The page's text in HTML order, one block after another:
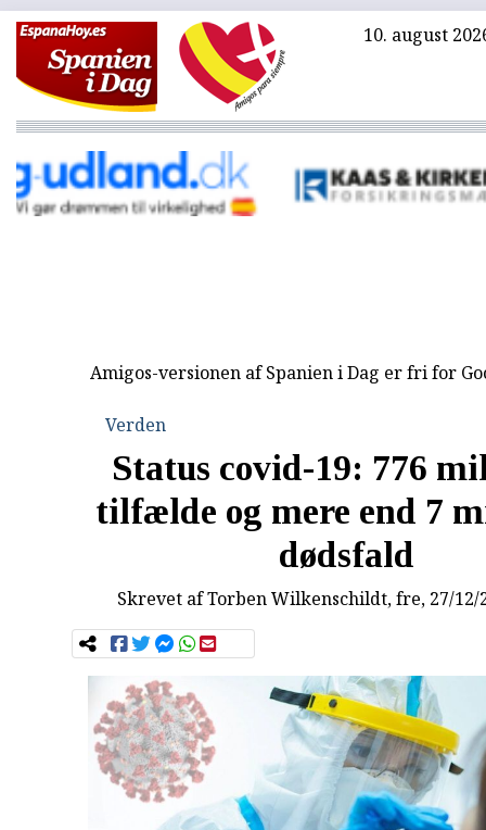
10. august
Amigos-versionen af Spanien i Dag er fri for
Verden
Status covid-19: 776
tilfælde og mere end 7
dødsfald
Skrevet afTorben Wilkenschildt, fre, 27/12/